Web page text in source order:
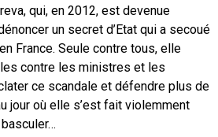
qui, en 2012, est devenue
un secret d’Etat qui a secoué
France. Seule contre tous, elle
contre les ministres et les
ce scandale et défendre plus de
jour où elle s’est fait violemment